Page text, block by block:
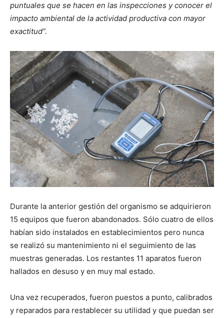
puntuales que se hacen en las inspecciones y conocer el
impacto ambiental de la actividad productiva con mayor
exactitud”.
Durante la anterior gestión del organismo se adquirieron
15 equipos que fueron abandonados. Sólo cuatro de ellos
habían sido instalados en establecimientos pero nunca
se realizó su mantenimiento ni el seguimiento de las
muestras generadas. Los restantes 11 aparatos fueron
hallados en desuso y en muy mal estado.
Una vez recuperados, fueron puestos a punto, calibrados
y reparados para restablecer su utilidad y que puedan ser